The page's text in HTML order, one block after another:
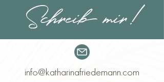
Schreib mir!
info@katharinafriedemann.com